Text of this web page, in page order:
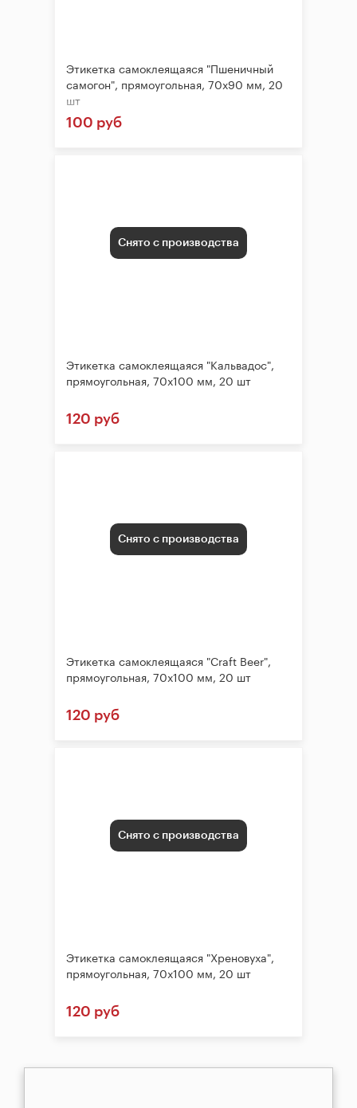
Этикетка самоклеящаяся "Пшеничный
самогон", прямоугольная, 70х90 мм, 20
шт
100 руб
Снято с производства
Этикетка самоклеящаяся "Кальвадос",
прямоугольная, 70х100 мм, 20 шт
120 руб
Снято с производства
Этикетка самоклеящаяся "Craft Beer",
прямоугольная, 70х100 мм, 20 шт
120 руб
Снято с производства
Этикетка самоклеящаяся "Хреновуха",
прямоугольная, 70х100 мм, 20 шт
120 руб